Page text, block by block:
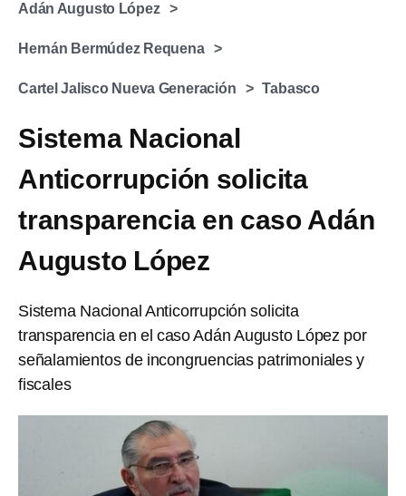
Adán Augusto López
Hernán Bermúdez Requena
Cartel Jalisco Nueva Generación Tabasco
Sistema Nacional
Anticorrupción solicita
transparencia en caso Adán
Augusto López
Sistema Nacional Anticorrupción solicita
transparencia en el caso Adán Augusto López por
señalamientos de incongruencias patrimoniales y
fiscales